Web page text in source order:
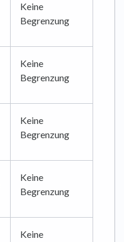
Keine
Begrenzung
Keine
Begrenzung
Keine
Begrenzung
Keine
Begrenzung
Keine